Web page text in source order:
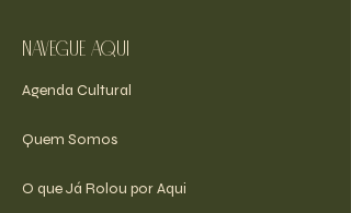
navegue aqui
Agenda Cultural
Quem Somos
O que Já Rolou por Aqui